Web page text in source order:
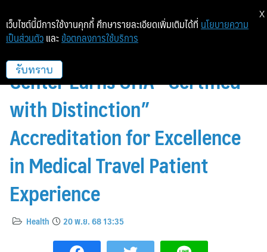
VitalLife Scientific Wellness
Center Earns GHA “Certified
with Distinction”
Accreditation for Excellence
in Medical Travel Patient
Experience
Health 20 พ.ย. 68 13:35
เว็บไซต์นี้มีการใช้งานคุกกี้ ศึกษารายละเอียดเพิ่มเติมได้ที่ นโยบายความ
เป็นส่วนตัว และ ข้อตกลงการใช้บริการ
รับทราบ
X